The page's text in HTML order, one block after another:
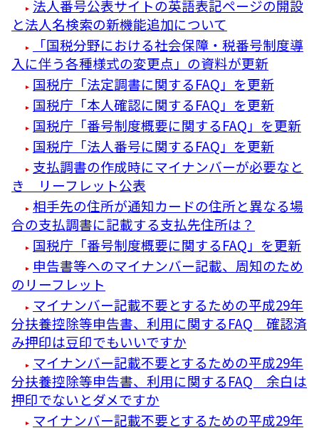
法人番号公表サイトの英語表記ページの開設
と法人名検索の新機能追加について
「国税分野における社会保障・税番号制度導
入に伴う各種様式の変更点」の資料が更新
国税庁「法定調書に関するFAQ」を更新
国税庁「本人確認に関するFAQ」を更新
国税庁「番号制度概要に関するFAQ」を更新
国税庁「法人番号に関するFAQ」を更新
支払調書の作成時にマイナンバーが必要なと
き リーフレット公表
相手先の住所が通知カードの住所と異なる場
合の支払調書に記載する支払先住所は？
国税庁「番号制度概要に関するFAQ」を更新
申告書等へのマイナンバー記載、周知のため
のリーフレット
マイナンバー記載不要とするための平成29年
分扶養控除等申告書、利用に関するFAQ 確認済
み押印は豆印でもいいですか
マイナンバー記載不要とするための平成29年
分扶養控除等申告書、利用に関するFAQ 余白は
押印でないとダメですか
マイナンバー記載不要とするための平成29年